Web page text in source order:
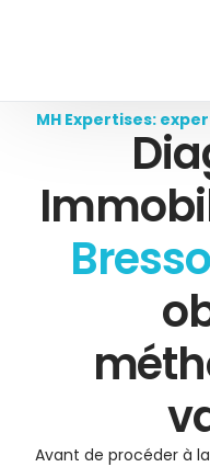
MH Expertises:
Avant de procéder à